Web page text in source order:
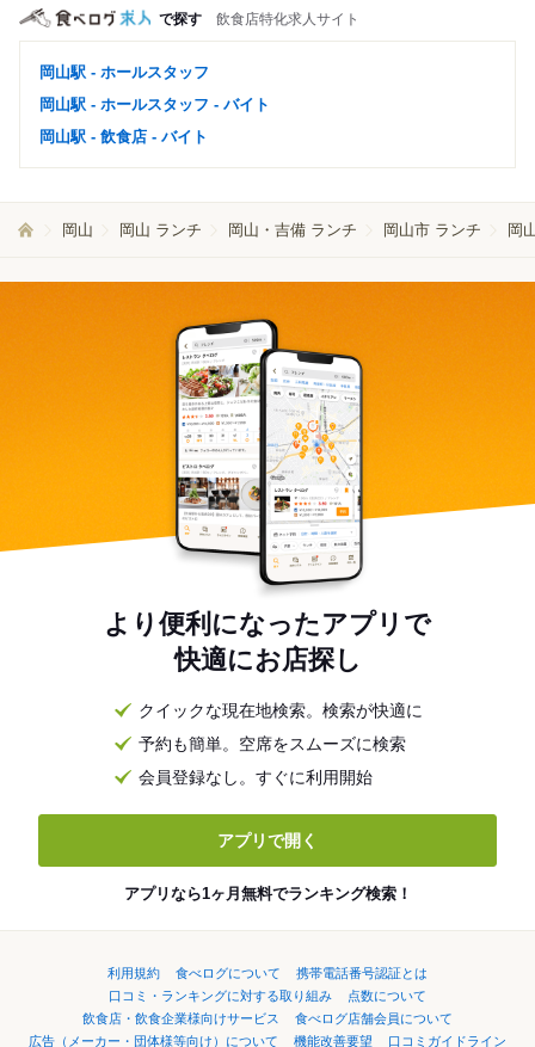
で探す 飲食店特化求人サイト
岡山駅 - ホールスタッフ
岡山駅 - ホールスタッフ - バイト
岡山駅 - 飲食店 - バイト
岡山 岡山 ランチ 岡山・吉備 ランチ 岡山市 ランチ 岡
より便利になったアプリで
快適にお店探し
クイックな現在地検索。検索が快適に
予約も簡単。空席をスムーズに検索
会員登録なし。すぐに利用開始
アプリで開く
アプリなら1ヶ月無料でランキング検索！
利用規約 食べログについて
携帯電話番号認証とは
口コミ・ランキングに対する取り組み
点数について
飲食店・飲食企業様向けサービス
食べログ店舗会員について
広告（メーカー・団体様等向け）について
機能改善要望 口コミガイドライン